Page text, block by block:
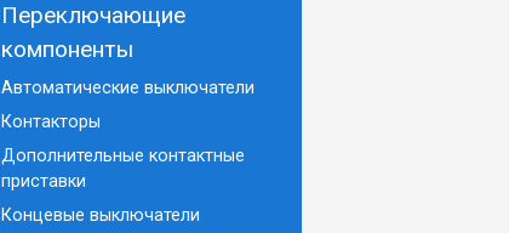
Переключающие
компоненты
Автоматические выключатели
Контакторы
Дополнительные контактные
приставки
Концевые выключатели